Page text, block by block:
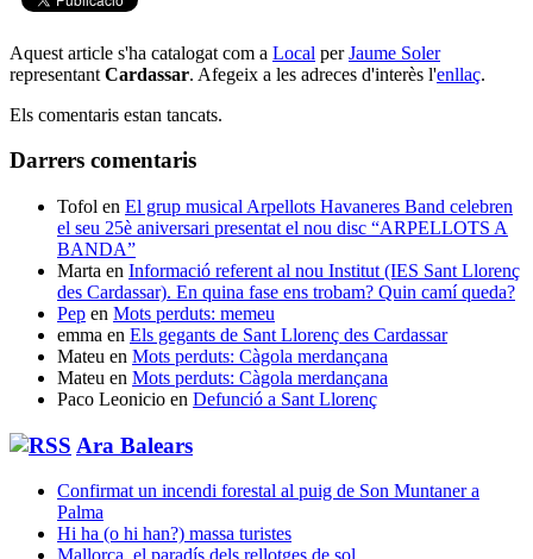
Aquest article s'ha catalogat com a Local perJaume Soler
representant Cardassar. Afegeix a les adreces d'interès l'enllaç.
Els comentaris estan tancats.
Darrers comentaris
Tofol en El grup musical Arpellots Havaneres Band celebren
el seu 25è aniversari presentat el nou disc “ARPELLOTS A
BANDA”
Marta en Informació referent al nou Institut (IES Sant Llorenç
des Cardassar). En quina fase ens trobam? Quin camí queda?
Pep en Mots perduts: memeu
emma en Els gegants de Sant Llorenç des Cardassar
Mateu en Mots perduts: Càgola merdançana
Mateu en Mots perduts: Càgola merdançana
Paco Leonicio en Defunció a Sant Llorenç
Ara Balears
Confirmat un incendi forestal al puig de Son Muntaner a
Palma
Hi ha (o hi han?) massa turistes